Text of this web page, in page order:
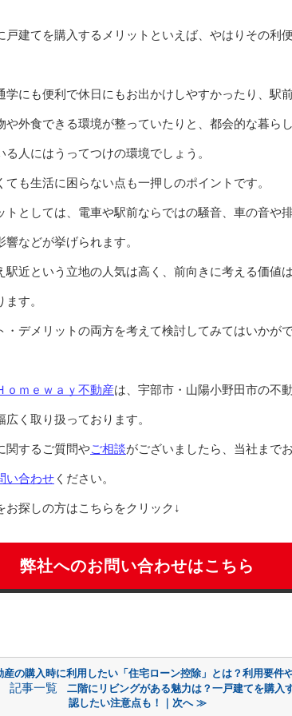
戸建てを購入するメリットといえば、やはりその利
学にも便利で休日にもお出かけしやすかったり、駅
や外食できる環境が整っていたりと、都会的な暮ら
る人にはうってつけの環境でしょう。
ても生活に困らない点も一押しのポイントです。
トとしては、電車や駅前ならではの騒音、車の音や
響などが挙げられます。
駅近という立地の人気は高く、前向きに考える価値
す。
・デメリットの両方を考えて検討してみてはいかが
ｏｍｅｗａｙ不動産は、宇部市・山陽小野田市の不
広く取り扱っております。
関するご質問やご相談がございましたら、当社まで
い合わせ ください。
お探しの方はこちらをクリック↓
弊社へのお問い合わせはこちら
の購入時に利用したい「住宅ローン控除」とは？利用要件
記事一覧
二階にリビングがある魅力は？一戸建てを購入
認したい注意点も！｜次へ ≫